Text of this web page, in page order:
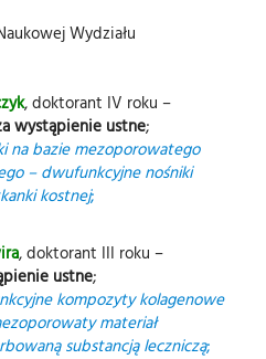
Wydziału
, doktorant IV roku –
wystąpienie ustne;
na bazie mezoporowatego
– dwufunkcyjne nośniki
kostnej;
, doktorant III roku –
ustne;
kompozyty kolagenowe
materiał
substancją leczniczą;